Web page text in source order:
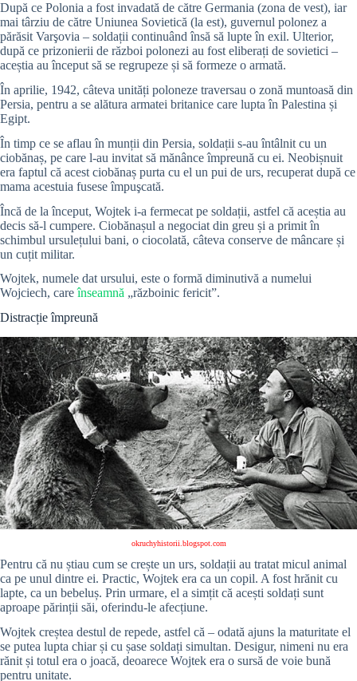
După ce Polonia a fost invadată de către Germania (zona de vest), iar
mai târziu de către Uniunea Sovietică (la est), guvernul polonez a
părăsit Varşovia – soldații continuând însă să lupte în exil. Ulterior,
după ce prizonierii de război polonezi au fost eliberați de sovietici –
aceștia au început să se regrupeze și să formeze o armată.
În aprilie, 1942, câteva unități poloneze traversau o zonă muntoasă din
Persia, pentru a se alătura armatei britanice care lupta în Palestina și
Egipt.
În timp ce se aflau în munții din Persia, soldații s-au întâlnit cu un
ciobănaș, pe care l-au invitat să mănânce împreună cu ei. Neobișnuit
era faptul că acest ciobănaș purta cu el un pui de urs, recuperat după ce
mama acestuia fusese împuşcată.
Încă de la început, Wojtek i-a fermecat pe soldații, astfel că aceștia au
decis să-l cumpere. Ciobănașul a negociat din greu și a primit în
schimbul ursulețului bani, o ciocolată, câteva conserve de mâncare și
un cuțit militar.
Wojtek, numele dat ursului, este o formă diminutivă a numelui
Wojciech, careînseamnă „războinic fericit”.
Distracție împreună
okruchyhistorii.blogspot.com
Pentru că nu știau cum se crește un urs, soldații au tratat micul animal
ca pe unul dintre ei. Practic, Wojtek era ca un copil. A fost hrănit cu
lapte, ca un bebeluș. Prin urmare, el a simțit că acești soldați sunt
aproape părinții săi, oferindu-le afecțiune.
Wojtek creștea destul de repede, astfel că – odată ajuns la maturitate el
se putea lupta chiar și cu șase soldați simultan. Desigur, nimeni nu era
rănit și totul era o joacă, deoarece Wojtek era o sursă de voie bună
pentru unitate.